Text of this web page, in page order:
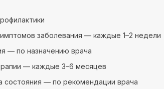
заболевания — каждые 1–2 недели
— по назначению врача
— каждые 3–6 месяцев
состояния — по рекомендации врача